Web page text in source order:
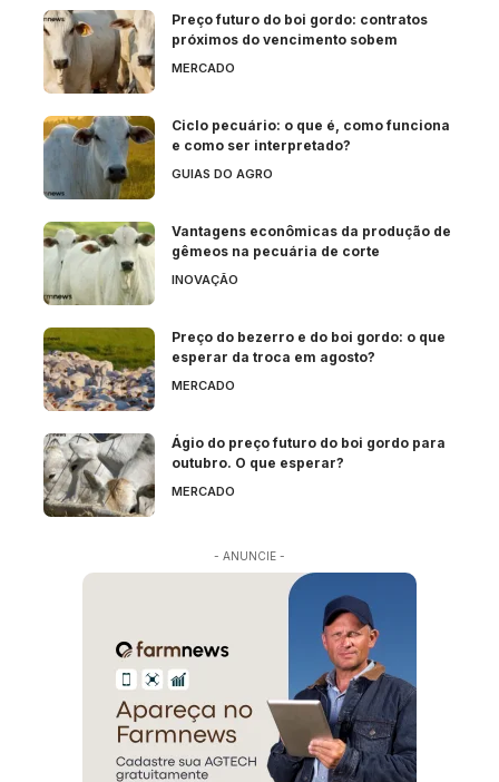
Preço futuro do boi gordo: contratos
próximos do vencimento sobem
MERCADO
Ciclo pecuário: o que é, como funciona
e como ser interpretado?
GUIAS DO AGRO
Vantagens econômicas da produção de
gêmeos na pecuária de corte
INOVAÇÃO
Preço do bezerro e do boi gordo: o que
esperar da troca em agosto?
MERCADO
Ágio do preço futuro do boi gordo para
outubro. O que esperar?
MERCADO
- ANUNCIE -